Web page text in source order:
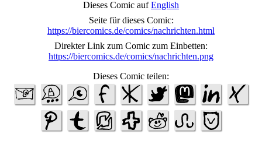
Dieses Comic aufEnglish
Seite für dieses Comic:
https://biercomics.de/comics/nachrichten.html
Direkter Link zum Comic zum Einbetten:
https://biercomics.de/comics/nachrichten.png
Dieses Comic teilen: